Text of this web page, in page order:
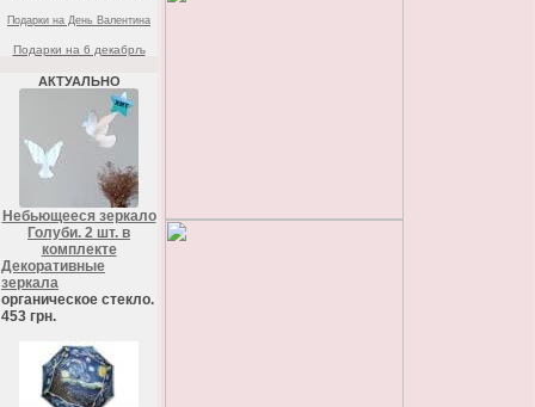
Подарки на День Валентина
Подарки на 6 декабрљ
АКТУАЛЬНО
Небьющееся зеркало
Голуби. 2 шт. в
комплекте
Декоративные
зеркала
органическое стекло.
453 грн.